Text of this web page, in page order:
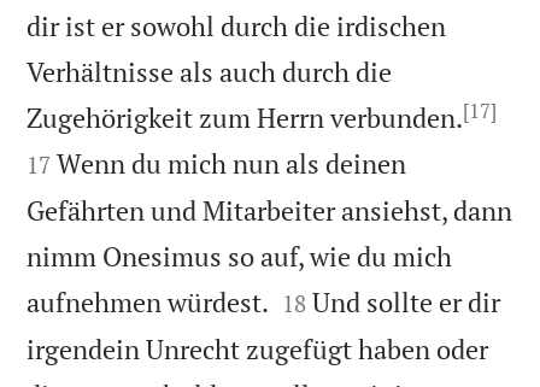
dir ist er sowohl durch die irdischen
Verhältnisse als auch durch die
Zugehörigkeit zum Herrn verbunden.[17]
17 Wenn du mich nun als deinen
Gefährten und Mitarbeiter ansiehst, dann
nimm Onesimus so auf, wie du mich
aufnehmen würdest. 

18 Und sollte er dir
irgendein Unrecht zugefügt haben oder